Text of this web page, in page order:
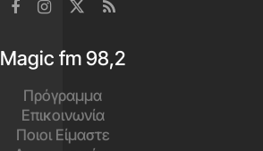
Magic fm 98,2
Πρόγραμμα
Επικοινωνία
Ποιοι Είμαστε